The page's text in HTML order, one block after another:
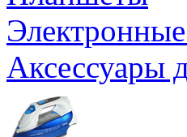
Аксессуары